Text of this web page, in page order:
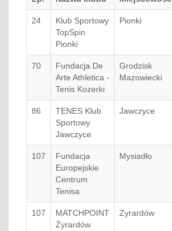
24
Klub Sportowy
TopSpin
Pionki
Pionki
70
Fundacja De
Arte Athletica -
Tenis Kozerki
Grodzisk
Mazowiecki
86
TENES Klub
Sportowy
Jawczyce
Jawczyce
107
Fundacja
Europejskie
Centrum
Tenisa
Mysiadło
107
MATCHPOINT
Żyrardów
Zyrardów